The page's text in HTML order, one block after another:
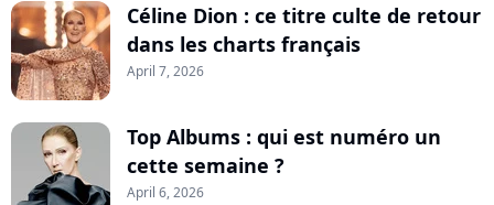
Céline Dion : ce titre culte de retour
dans les charts français
April 7, 2026
Top Albums : qui est numéro un
cette semaine ?
April 6, 2026